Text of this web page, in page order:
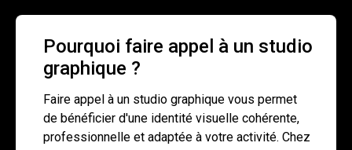
Pourquoi faire appel à un studio
graphique ?
Faire appel à un studio graphique vous permet
de bénéficier d'une identité visuelle cohérente,
professionnelle et adaptée à votre activité. Chez